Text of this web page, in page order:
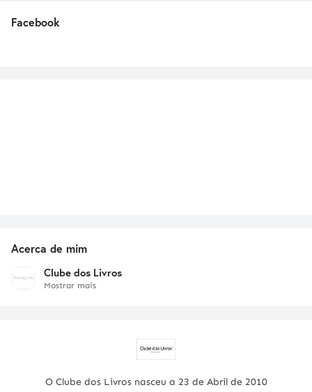
Facebook
Acerca de mim
Clube dos Livros
Mostrar mais
O Clube dos Livros nasceu a 23 de Abril de 2010